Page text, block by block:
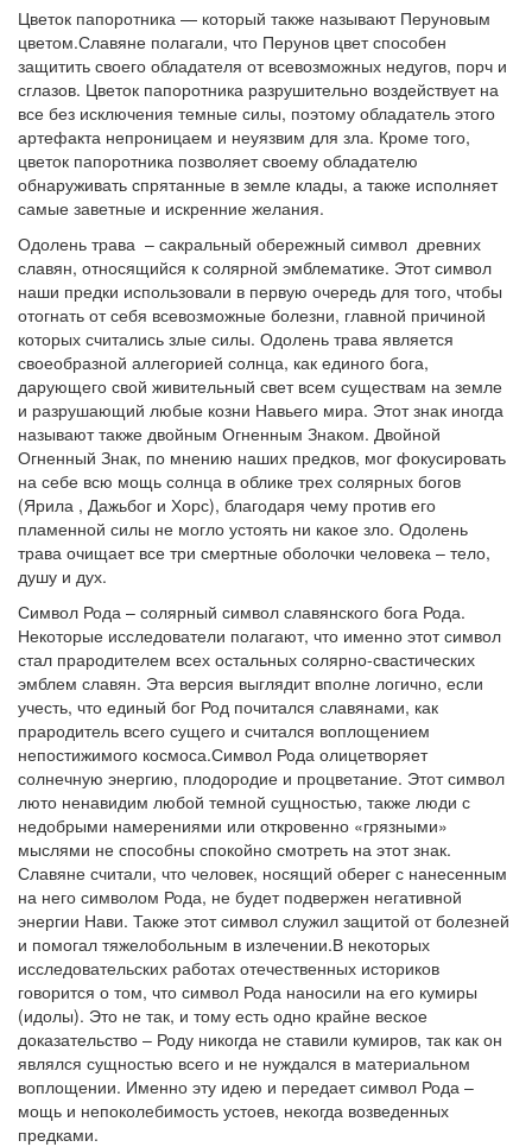
Цветок папоротника — который также называют Перуновым
цветом.Славяне полагали, что Перунов цвет способен
защитить своего обладателя от всевозможных недугов, порч и
сглазов. Цветок папоротника разрушительно воздействует на
все без исключения темные силы, поэтому обладатель этого
артефакта непроницаем и неуязвим для зла. Кроме того,
цветок папоротника позволяет своему обладателю
обнаруживать спрятанные в земле клады, а также исполняет
самые заветные и искренние желания.
Одолень трава – сакральный обережный символ древних
славян, относящийся к солярной эмблематике. Этот символ
наши предки использовали в первую очередь для того, чтобы
отогнать от себя всевозможные болезни, главной причиной
которых считались злые силы. Одолень трава является
своеобразной аллегорией солнца, как единого бога,
дарующего свой живительный свет всем существам на земле
и разрушающий любые козни Навьего мира. Этот знак иногда
называют также двойным Огненным Знаком. Двойной
Огненный Знак, по мнению наших предков, мог фокусировать
на себе всю мощь солнца в облике трех солярных богов
(Ярила , Дажьбог и Хорс), благодаря чему против его
пламенной силы не могло устоять ни какое зло. Одолень
трава очищает все три смертные оболочки человека – тело,
душу и дух.
Символ Рода – солярный символ славянского бога Рода.
Некоторые исследователи полагают, что именно этот символ
стал прародителем всех остальных солярно-свастических
эмблем славян. Эта версия выглядит вполне логично, если
учесть, что единый бог Род почитался славянами, как
прародитель всего сущего и считался воплощением
непостижимого космоса.Символ Рода олицетворяет
солнечную энергию, плодородие и процветание. Этот символ
люто ненавидим любой темной сущностью, также люди с
недобрыми намерениями или откровенно «грязными»
мыслями не способны спокойно смотреть на этот знак.
Славяне считали, что человек, носящий оберег с нанесенным
на него символом Рода, не будет подвержен негативной
энергии Нави. Также этот символ служил защитой от болезней
и помогал тяжелобольным в излечении.В некоторых
исследовательских работах отечественных историков
говорится о том, что символ Рода наносили на его кумиры
(идолы). Это не так, и тому есть одно крайне веское
доказательство – Роду никогда не ставили кумиров, так как он
являлся сущностью всего и не нуждался в материальном
воплощении. Именно эту идею и передает символ Рода –
мощь и непоколебимость устоев, некогда возведенных
предками.